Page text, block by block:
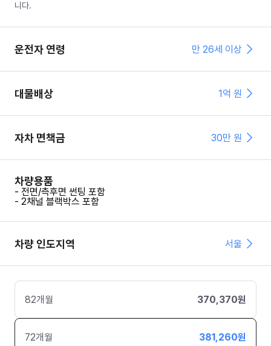
니다.
운전자 연령 만 26세 이상
대물배상 1억 원
자차 면책금 30만 원
차량용품
- 전면/측후면 썬팅 포함
- 2채널 블랙박스 포함
차량 인도지역 서울
82개월 370,370원
72개월 381,260원